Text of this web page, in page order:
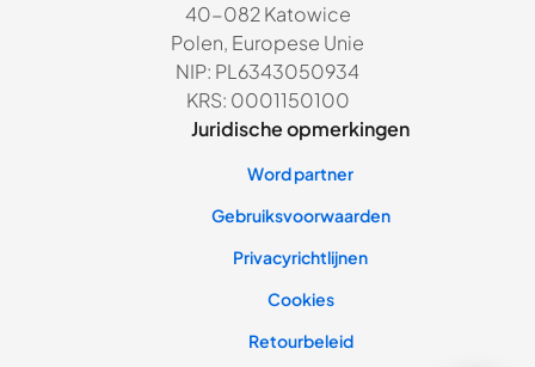
40-082 Katowice
Polen, Europese Unie
NIP: PL6343050934
KRS: 0001150100
Juridische opmerkingen
Word partner
Gebruiksvoorwaarden
Privacyrichtlijnen
Cookies
Retourbeleid